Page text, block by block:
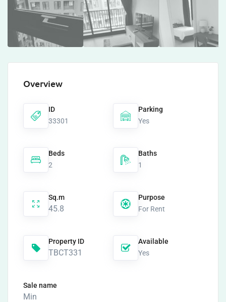
Overview
ID
33301
Parking
Yes
Beds
2
Baths
1
Sq.m
45.8
Purpose
For Rent
Property ID
TBCT331
Available
Yes
Sale name
Min